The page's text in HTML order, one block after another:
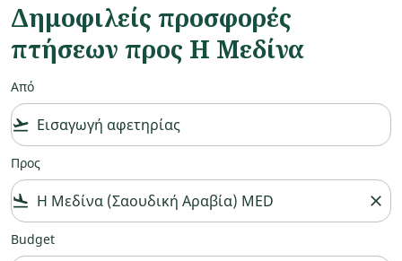
Δημοφιλείς προσφορές
πτήσεων προς Η Μεδίνα
Από
flight_takeoff
Προς
flight_land close
Budget